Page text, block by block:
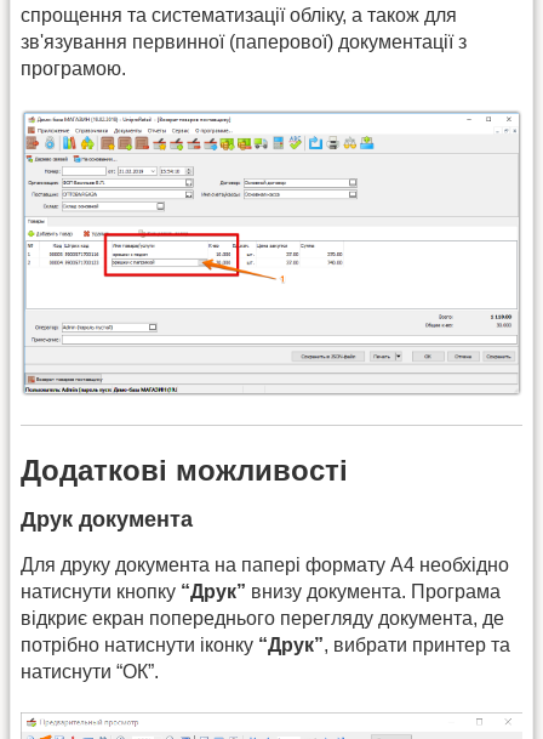
спрощення та систематизації обліку, а також для
зв'язування первинної (паперової) документації з
програмою.
Додаткові можливості
Друк документа
Для друку документа на папері формату А4 необхідно
натиснути кнопку “Друк” внизу документа. Програма
відкриє екран попереднього перегляду документа, де
потрібно натиснути іконку “Друк”, вибрати принтер та
натиснути “ОК”.